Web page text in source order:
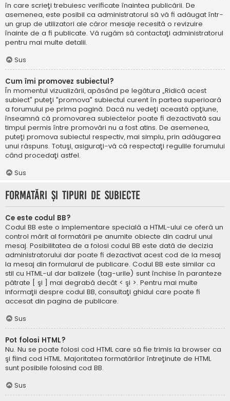
în care scrieţi trebuiesc verificate înaintea publicării. De
asemenea, este posibil ca administratorul să vă fi adăugat într-
un grup de utilizatori ale căror mesaje recesită o revizuire
înainte de a fi publicate. Vă rugăm să contactaţi administratorul
pentru mai multe detalii.
Sus
Cum îmi promovez subiectul?
În momentul vizualizării, apăsând pe legătura „Ridică acest
subiect” puteţi "promova" subiectul curent în partea superioară
a forumului pe prima pagină. Dacă nu vedeţi această opţiune,
înseamnă că promovarea subiectelor poate fi dezactivată sau
timpul permis între promovări nu a fost atins. De asemenea,
puteţi promova subiectul respectiv, mai simplu, prin adăugarea
unui răspuns. Totuşi, asiguraţi-vă că respectaţi regulile forumului
când procedaţi astfel.
Sus
Formatări şi tipuri de subiecte
Ce este codul BB?
Codul BB este o implementare specială a HTML-ului ce oferă un
control mărit al formatării pe anumite obiecte din cadrul unui
mesaj. Posibilitatea de a folosi codul BB este dată de decizia
administratorului dar poate fi dezactivat acest cod de la mesaj
la mesaj din formularul de publicare. Codul BB este similar ca
stil cu HTML-ul dar balizele (tag-urile) sunt închise în paranteze
pătrate [ şi ] mai degrabă decât < şi >. Pentru mai multe
informaţii despre codul BB, consultaţi ghidul care poate fi
accesat din pagina de publicare.
Sus
Pot folosi HTML?
Nu. Nu se poate folosi cod HTML care să fie trimis la browser ca
şi fiind cod HTML. Majoritatea formatărilor întreţinute de HTML
sunt posibile folosind cod BB.
Sus